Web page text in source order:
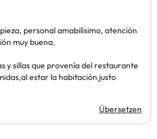
personal amabilísimo, atención
muy buena.
y sillas que provenía del restaurante
estar la habitación justo
Übersetzen